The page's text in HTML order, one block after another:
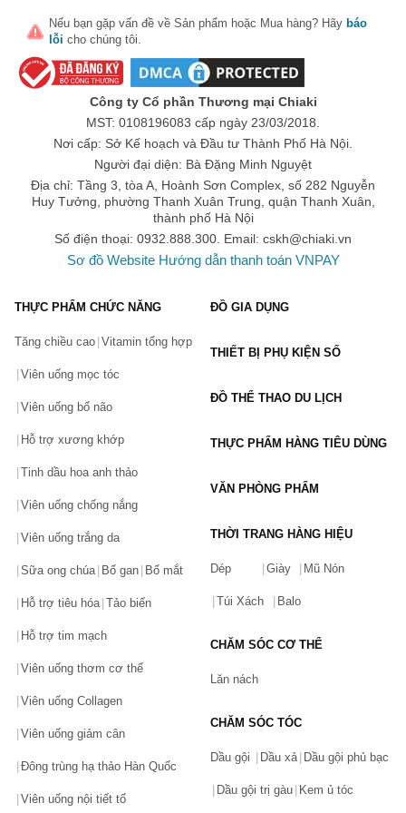
sản phẩm mà chúng tôi muốn nhắc đến chính là:
1. Image Skincare kem chống nắng
Hầu hết các dòng sản phẩm Image Skincare kem chống nắng
đều được nghiên cứu và phát triển bởi các chuyên gia hóa dược.
Sản phẩm phù hợp với mọi loại da, da lão hóa, nếp nhăn.
Một trong những sản phẩm tiêu biểu được biết đến như:
Prevention+ Daily dành cho da dầu
Prevention+ dành cho da hỗn hợp
MD Restoring Daily Defense
2. Image Skincare vital c
Đây là những dòng tinh chất có chứa thành phần vitamin C, mang
thiện làn da đều màu trở nên trắng sáng hơn.
Vital C Hydrating Water Burst cấp ẩm
Vital C Hydrating Anti-Aging Serum làm dịu da
VITAL C HYDRATING ANTI AGING SERUM tinh chất
dưỡng ẩm
3. Sản phẩm Image Skincare serum
Với thành phần lành tính, mang tới hiệu quả trong quá trình chăm
sóc và điều trị một số vấn đề về da. Sản phẩm Image Skincare
serum có thể hỗ trợ cải thiện làn da một cách nhanh chóng chỉ
da.
Skincare chính là:
dấu hiệu lão hóa
Serum Image MD Restoring Youth Serum - Công
Serum The Max Wrinkle Smoother - Xóa mờ nếp
Serum Vital C Hydrating Water Burst - Cấp nước khóa
ẩm
4. Sản phẩm Image Skincare nám - tàn nhang
Dòng sản phẩm của brand Image Skincare hiện được bổ sung
bởi thành phần hydroquinone, cùng các hoạt chất làm sáng da
Nếu bạn gặp vấn đề về Sản phẩm hoặc Mua hàng? Hãy báo
lỗi cho chúng tôi.
Công ty Cổ phần Thương mại Chiaki
MST: 0108196083 cấp ngày 23/03/2018.
Nơi cấp: Sở Kế hoạch và Đầu tư Thành Phố Hà Nội.
Người đại diện: Bà Đặng Minh Nguyệt
Địa chỉ: Tầng 3, tòa A, Hoành Sơn Complex, số 282 Nguyễn
Huy Tưởng, phường Thanh Xuân Trung, quận Thanh Xuân,
thành phố Hà Nội
Số điện thoại: 0932.888.300. Email: cskh@chiaki.vn
Sơ đồ Website Hướng dẫn thanh toán VNPAY
THỰC PHẨM CHỨC NĂNG
Tăng chiều cao Vitamin tổng hợp
Viên uống mọc tóc
Viên uống bổ não
Hỗ trợ xương khớp
Tinh dầu hoa anh thảo
Viên uống chống nắng
Viên uống trắng da
Sữa ong chúa Bổ gan Bổ mắt
Hỗ trợ tiêu hóa Tảo biển
Hỗ trợ tim mạch
Viên uống thơm cơ thể
Viên uống Collagen
Viên uống giảm cân
Đông trùng hạ thảo Hàn Quốc
Viên uống nội tiết tố
ĐỒ GIA DỤNG
THIẾT BỊ PHỤ KIỆN SỐ
ĐỒ THỂ THAO DU LỊCH
THỰC PHẨM HÀNG TIÊU DÙNG
VĂN PHÒNG PHẨM
THỜI TRANG HÀNG HIỆU
Dép Giày Mũ Nón
Túi Xách Balo
CHĂM SÓC CƠ THỂ
Lăn nách
CHĂM SÓC TÓC
Dầu gội Dầu xả Dầu gội phủ bạc
Dầu gội trị gàu Kem ủ tóc